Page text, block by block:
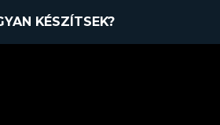
KÉSZÍTSEK?